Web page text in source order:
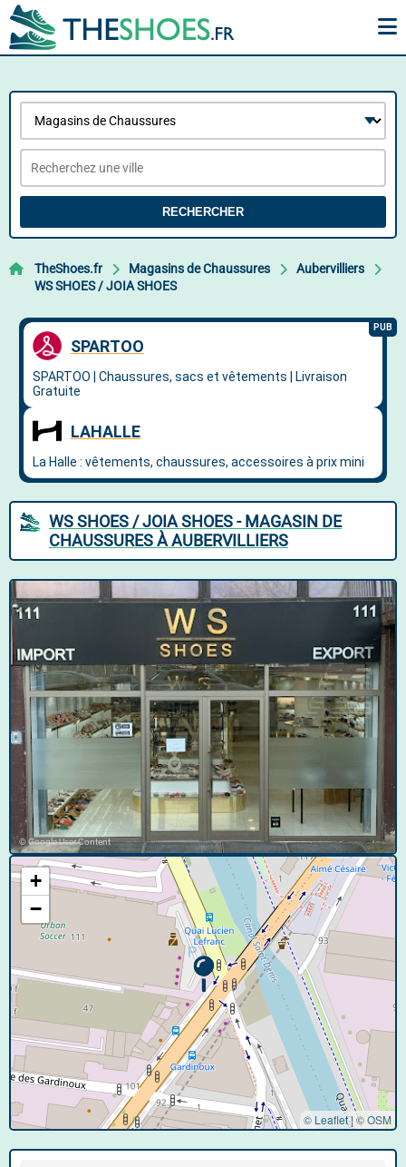
RECHERCHER
TheShoes.fr Magasins de Chaussures
Aubervilliers
WS SHOES / JOIA SHOES
WS SHOES / JOIA SHOES - MAGASIN DE
CHAUSSURES À AUBERVILLIERS
© Google User Content
+
−
© Leaflet|©OSM